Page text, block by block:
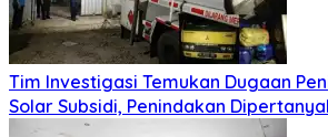
Tim Investigasi Temukan Dugaan
Solar Subsidi, Penindakan